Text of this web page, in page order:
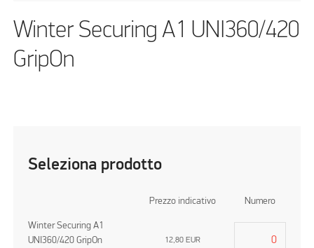
Winter Securing A1 UNI360/420
GripOn
Seleziona prodotto
Prezzo indicativo Numero
Winter Securing A1
UNI360/420 GripOn
12,80 EUR